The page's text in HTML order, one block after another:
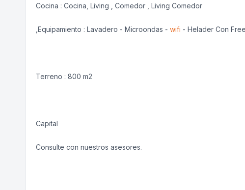
Cocina : Cocina, Living , Comedor , Living Comedor
,Equipamiento : Lavadero - Microondas - wifi - Helader Con
Terreno : 800 m2
Capital
Consulte con nuestros asesores.